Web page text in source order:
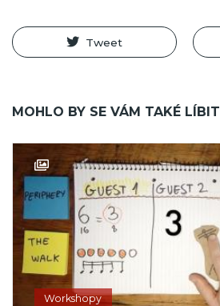
Tweet
MOHLO BY SE VÁM TAKÉ LÍBIT
Workshopy